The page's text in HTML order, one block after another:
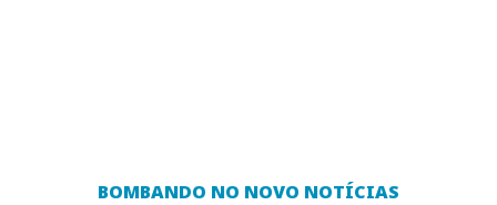
BOMBANDO NO NOVO NOTÍCIAS